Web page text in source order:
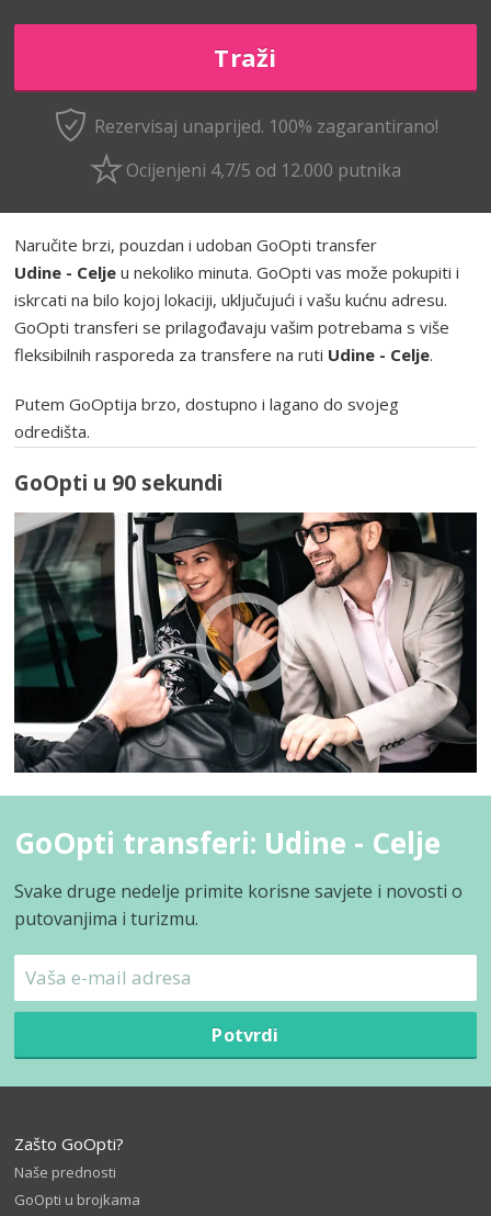
Rezervisaj unaprijed. 100% zagarantirano!
Ocijenjeni 4,7/5 od 12.000 putnika
Naručite brzi, pouzdan i udoban GoOpti transfer
Udine - Celje u nekoliko minuta. GoOpti vas može pokupiti i
iskrcati na bilo kojoj lokaciji, uključujući i vašu kućnu adresu.
GoOpti transferi se prilagođavaju vašim potrebama s više
fleksibilnih rasporeda za transfere na ruti Udine - Celje.
Putem GoOptija brzo, dostupno i lagano do svojeg
odredišta.
GoOpti u 90 sekundi
GoOpti transferi: Udine - Celje
Svake druge nedelje primite korisne savjete i novosti o
putovanjima i turizmu.
Potvrdi
Zašto GoOpti?
Naše prednosti
GoOpti u brojkama